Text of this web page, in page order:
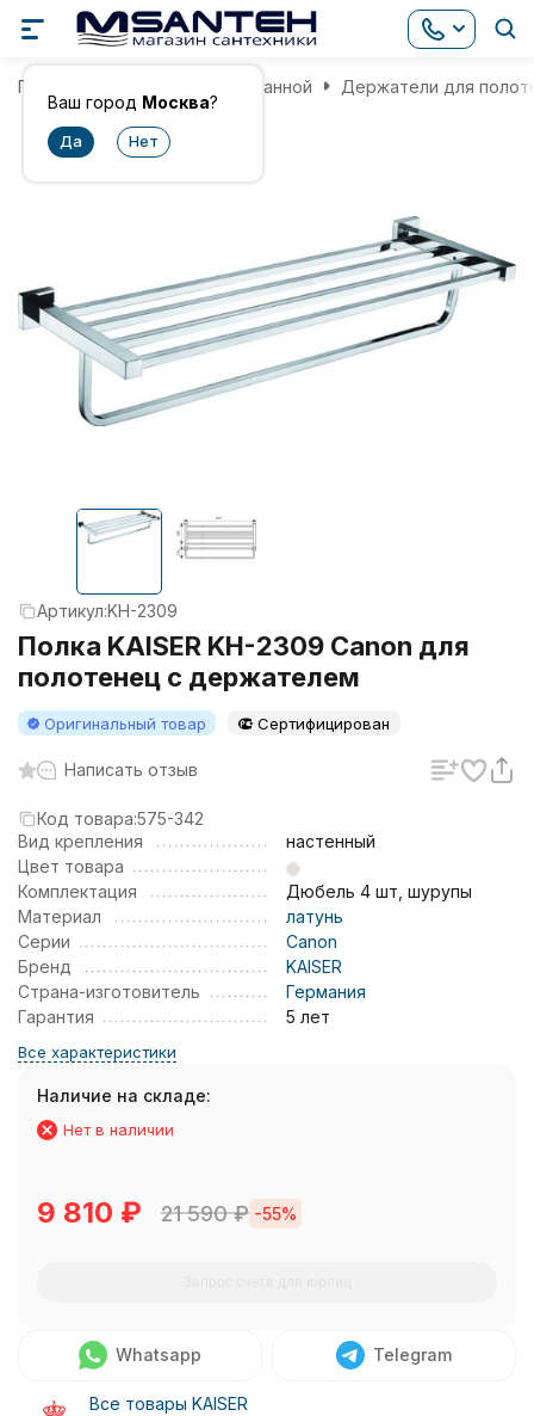
Ваш город Москва?
Главная Аксессуары для ванной Держатели для
Артикул:KH-2309
Полка KAISER KH-2309 Canon для
полотенец с держателем
Оригинальный товар Сертифицирован
Написать отзыв
Код товара:575-342
Вид крепления
настенный
Цвет товара
Комплектация
Дюбель 4 шт, шурупы
Материал
латунь
Серии
Canon
Бренд
KAISER
Страна-изготовитель
Германия
Гарантия
5 лет
Все характеристики
Наличие на складе:
Нет в наличии
9 810 ₽ 21 590₽ -55%
Whatsapp Telegram
Все товары KAISER